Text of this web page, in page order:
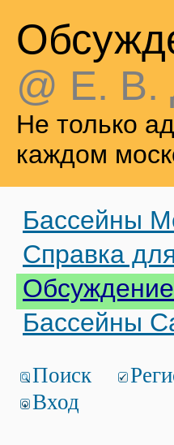
@ Е. В.
Не только
каждом
Бассейны
Справка
Бассейны
Поиск
Вход